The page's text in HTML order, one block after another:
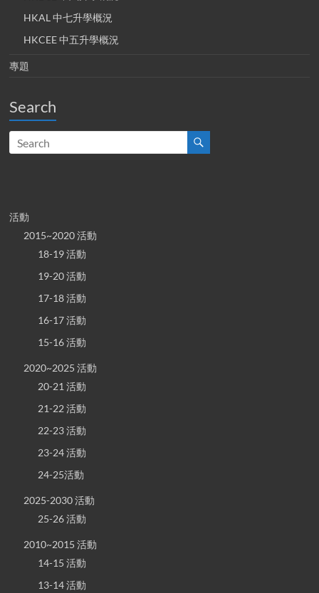
HKAL 中七升學概況
HKCEE 中五升學概況
專題
Search
活動
2015~2020 活動
18-19 活動
19-20 活動
17-18 活動
16-17 活動
15-16 活動
2020~2025 活動
20-21 活動
21-22 活動
22-23 活動
23-24 活動
24-25活動
2025-2030 活動
25-26 活動
2010~2015 活動
14-15 活動
13-14 活動